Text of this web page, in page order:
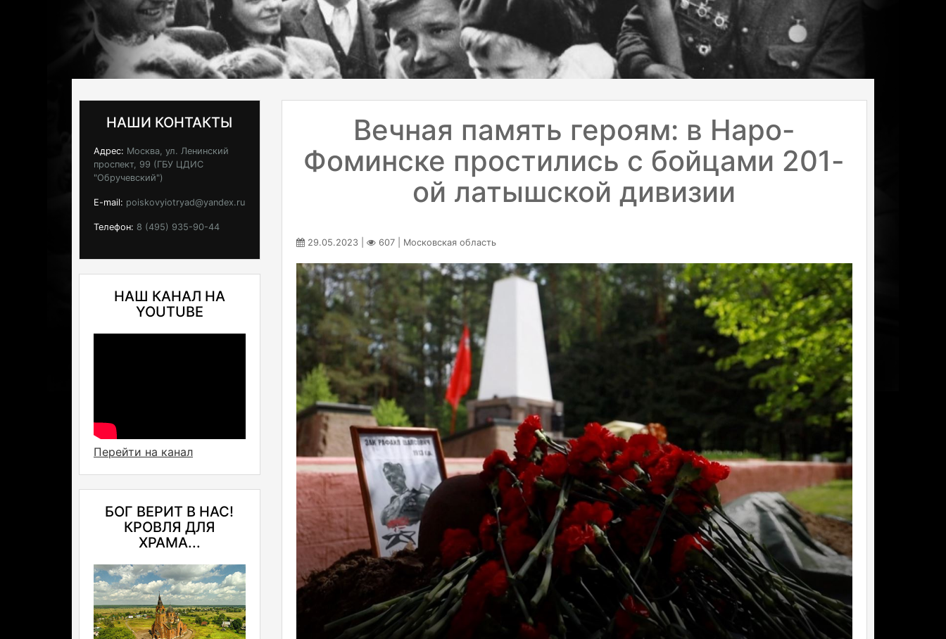
НАШИ КОНТАКТЫ
Адрес: Москва, ул. Ленинский
проспект, 99 (ГБУ ЦДИС
"Обручевский")
E-mail: poiskovyiotryad@yandex.ru
Телефон: 8 (495) 935-90-44
НАШ КАНАЛ НА
YOUTUBE
Перейти на канал
БОГ ВЕРИТ В НАС!
КРОВЛЯ ДЛЯ
ХРАМА...
Вечная память героям: в Наро-
Фоминске простились с бойцами 201-
ой латышской дивизии
29.05.2023 | 607 | Московская область